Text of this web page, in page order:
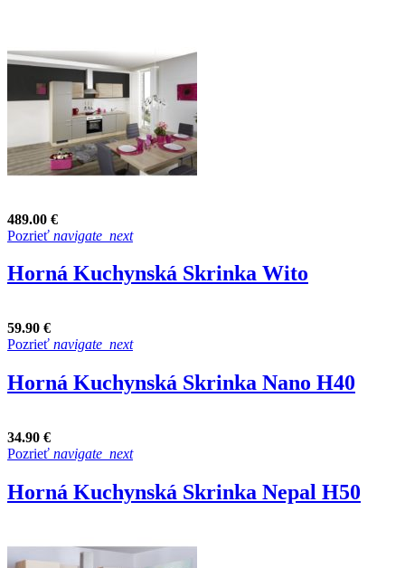
489.00 €
Pozrieť navigate_next
Horná Kuchynská Skrinka Wito
59.90 €
Pozrieť navigate_next
Horná Kuchynská Skrinka Nano H40
34.90 €
Pozrieť navigate_next
Horná Kuchynská Skrinka Nepal H50